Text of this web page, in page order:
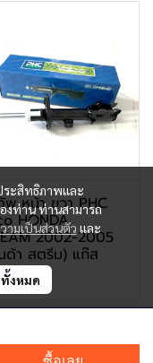
พ หน้า ขวา PHC
HONDA
2002-2005
ด้า สตรีม) แก๊ส
ระสิทธิภาพและ
งท่าน ท่านสามารถ
ามเป็นส่วนตัว และ
งหมด